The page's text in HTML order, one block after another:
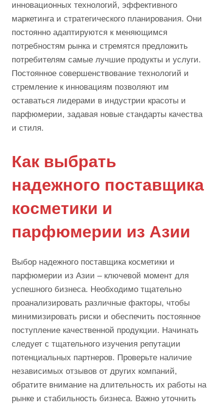
инновационных технологий, эффективного
маркетинга и стратегического планирования. Они
постоянно адаптируются к меняющимся
потребностям рынка и стремятся предложить
потребителям самые лучшие продукты и услуги.
Постоянное совершенствование технологий и
стремление к инновациям позволяют им
оставаться лидерами в индустрии красоты и
парфюмерии, задавая новые стандарты качества
и стиля.
Как выбрать
надежного поставщика
косметики и
парфюмерии из Азии
Выбор надежного поставщика косметики и
парфюмерии из Азии – ключевой момент для
успешного бизнеса. Необходимо тщательно
проанализировать различные факторы, чтобы
минимизировать риски и обеспечить постоянное
поступление качественной продукции. Начинать
следует с тщательного изучения репутации
потенциальных партнеров. Проверьте наличие
независимых отзывов от других компаний,
обратите внимание на длительность их работы на
рынке и стабильность бизнеса. Важно уточнить